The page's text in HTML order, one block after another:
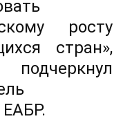
росту
стран»,